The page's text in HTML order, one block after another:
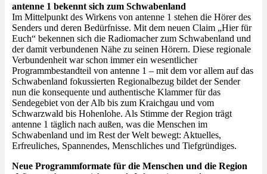
antenne 1 bekennt sich zum Schwabenland
Im Mittelpunkt des Wirkens von antenne 1 stehen die Hörer des
Senders und deren Bedürfnisse. Mit dem neuen Claim „Hier für
Euch“ bekennen sich die Radiomacher zum Schwabenland und
der damit verbundenen Nähe zu seinen Hörern. Diese regionale
Verbundenheit war schon immer ein wesentlicher
Programmbestandteil von antenne 1 – mit dem vor allem auf das
Schwabenland fokussierten Regionalbezug bildet der Sender
nun die konsequente und authentische Klammer für das
Sendegebiet von der Alb bis zum Kraichgau und vom
Schwarzwald bis Hohenlohe. Als Stimme der Region trägt
antenne 1 täglich nach außen, was die Menschen im
Schwabenland und im Rest der Welt bewegt: Aktuelles,
Erfreuliches, Spannendes, Menschliches und Tiefgründiges.
Neue Programmformate für die Menschen und die Region